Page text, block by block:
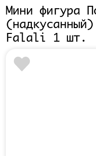
Мини фигура
Falali 1 шт.